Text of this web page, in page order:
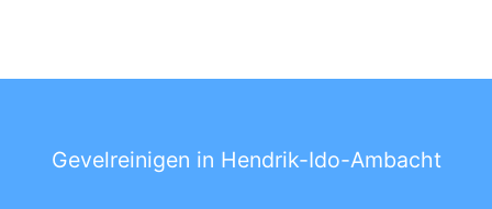
Gevelreinigen in Hendrik-Ido-Ambacht